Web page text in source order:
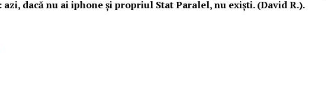
dacă nu ai iphone și propriul Stat Paralel, nu exiști. (David R.).